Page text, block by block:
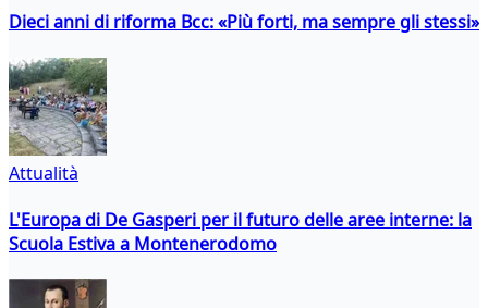
Dieci anni di riforma Bcc: «Più forti, ma sempre gli stessi»
Attualità
L'Europa di De Gasperi per il futuro delle aree interne: la
Scuola Estiva a Montenerodomo